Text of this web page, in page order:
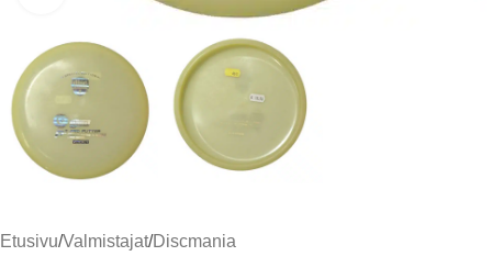
Etusivu/Valmistajat/Discmania